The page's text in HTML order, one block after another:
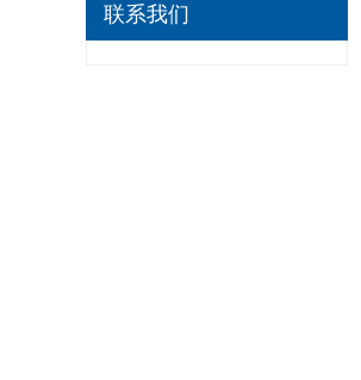
联系我们